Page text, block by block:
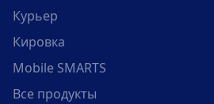
Курьер
Кировка
Mobile SMARTS
Все продукты